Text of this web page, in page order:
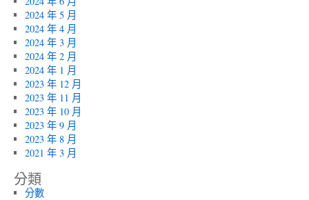
2024 年 5 月
2024 年 4 月
2024 年 3 月
2024 年 2 月
2024 年 1 月
2023 年 12 月
2023 年 11 月
2023 年 10 月
2023 年 9 月
2023 年 8 月
2021 年 3 月
分類
分數